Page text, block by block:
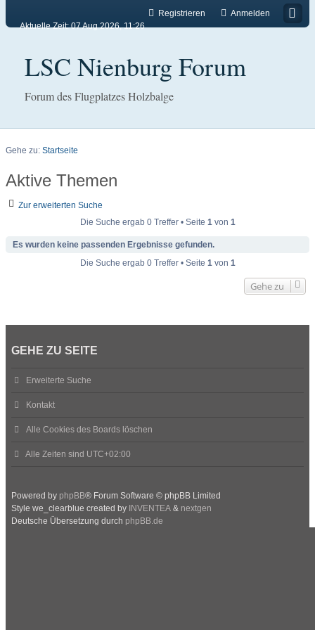
Anmelden
Registrieren
Aktuelle Zeit: 07 Aug 2026, 11:26
LSC Nienburg Forum
Forum des Flugplatzes Holzbalge
Gehe zu: Startseite
Aktive Themen
Zur erweiterten Suche
Die Suche ergab 0 Treffer • Seite 1von 1
Es wurden keine passenden Ergebnisse gefunden.
Die Suche ergab 0 Treffer • Seite 1von 1
Gehe zu
GEHE ZU SEITE
Erweiterte Suche
Kontakt
Alle Cookies des Boards löschen
Alle Zeiten sind UTC+02:00
Powered by phpBB® Forum Software © phpBB Limited
Style we_clearblue created by INVENTEA & nextgen
Deutsche Übersetzung durch phpBB.de